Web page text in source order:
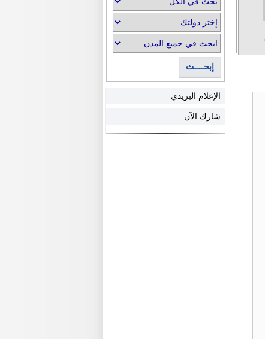
إبحــــث
الإعلام البريدي
شارك الآن